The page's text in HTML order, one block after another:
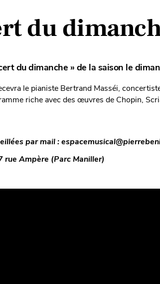
du
du dimanche » de la saison le
le pianiste Bertrand Masséi,
riche avec des œuvres de Chopin,
par mail :
rue Ampère (Parc Maniller)